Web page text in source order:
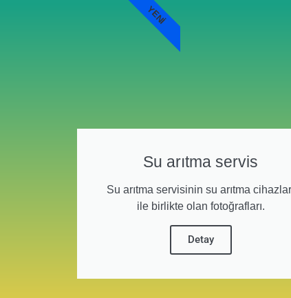
Su arıtma servis
Su arıtma servisinin su arıtma
ile birlikte olan fotoğrafları.
Detay
YENI